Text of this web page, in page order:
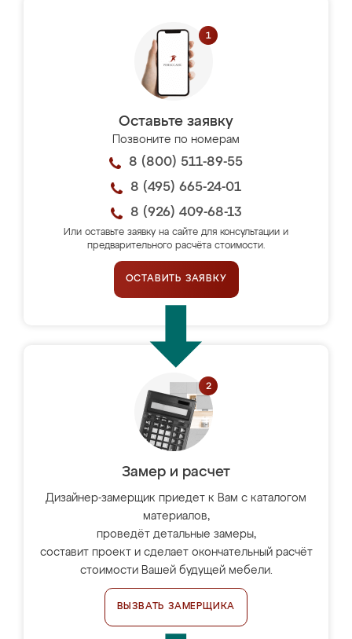
Оставьте заявку
Позвоните по номерам
8 (800) 511-89-55
8 (495) 665-24-01
8 (926) 409-68-13
Или оставьте заявку на сайте для консультации и
предварительного расчёта стоимости.
ОСТАВИТЬ ЗАЯВКУ
Замер и расчет
Дизайнер-замерщик приедет к Вам с каталогом
материалов,
проведёт детальные замеры,
составит проект и сделает окончательный расчёт
стоимости Вашей будущей мебели.
ВЫЗВАТЬ ЗАМЕРЩИКА